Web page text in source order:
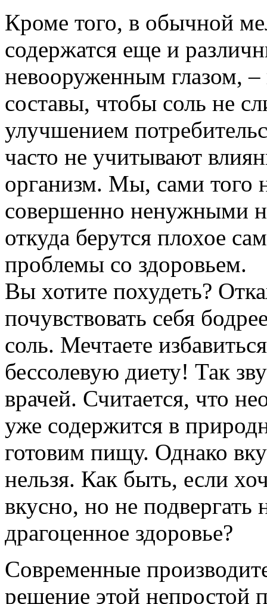
Кроме того, в обычной
содержатся еще и
невооруженным глазом,
составы, чтобы соль не
улучшением
часто не учитывают
организм. Мы, сами того
совершенно ненужными
откуда берутся плохое
проблемы со здоровьем.
Вы хотите похудеть?
почувствовать себя
соль. Мечтаете
бессолевую диету! Так
врачей. Считается, что
уже содержится в
готовим пищу. Однако
нельзя. Как быть, если
вкусно, но не подвергать
драгоценное здоровье?
Современные
решение этой непростой